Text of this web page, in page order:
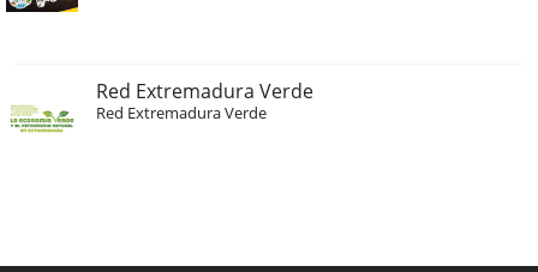
Red Extremadura Verde
Red Extremadura Verde